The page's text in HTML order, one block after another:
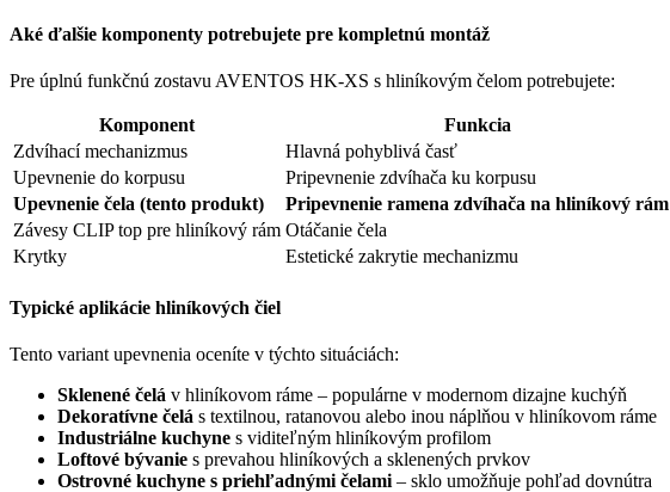
Aké ďalšie komponenty potrebujete pre kompletnú montáž
Pre úplnú funkčnú zostavu AVENTOS HK-XS s hliníkovým čelom potrebujete:
Komponent Funkcia
Zdvíhací mechanizmus
Hlavná pohyblivá časť
Upevnenie do korpusu
Pripevnenie zdvíhača ku korpusu
Upevnenie čela (tento produkt)
Pripevnenie ramena zdvíhača na hliníkový rám
Závesy CLIP top pre hliníkový rám Otáčanie čela
Krytky
Estetické zakrytie mechanizmu
Typické aplikácie hliníkových čiel
Tento variant upevnenia oceníte v týchto situáciách:
Sklenené čelá v hliníkovom ráme – populárne v modernom dizajne kuchýň
Dekoratívne čelá s textilnou, ratanovou alebo inou náplňou v hliníkovom ráme
Industriálne kuchyne s viditeľným hliníkovým profilom
Loftové bývanie s prevahou hliníkových a sklenených prvkov
Ostrovné kuchyne s priehľadnými čelami – sklo umožňuje pohľad dovnútra